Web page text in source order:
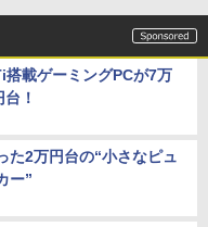
載ゲーミングPCが7万
！
た2万円台の“小さなピュ
ー”